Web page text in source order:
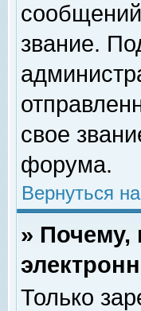
звание.
свое
форума.
Вернуться
» Почему,
Только